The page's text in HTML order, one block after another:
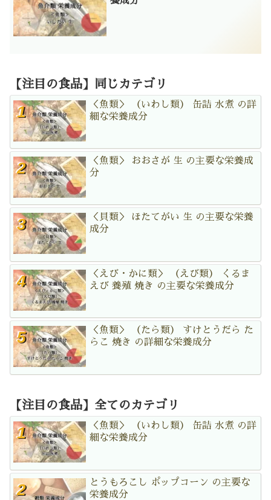
【注目の食品】同じカテゴリ
＜魚類＞ （いわし類） 缶詰 水煮 の詳
細な栄養成分
＜魚類＞ おおさが 生 の主要な栄養成
分
＜貝類＞ ほたてがい 生 の主要な栄養
成分
＜えび・かに類＞ （えび類） くるま
えび 養殖 焼き の主要な栄養成分
＜魚類＞ （たら類） すけとうだら た
らこ 焼き の詳細な栄養成分
【注目の食品】全てのカテゴリ
＜魚類＞ （いわし類） 缶詰 水煮 の詳
細な栄養成分
とうもろこし ポップコーン の主要な
栄養成分